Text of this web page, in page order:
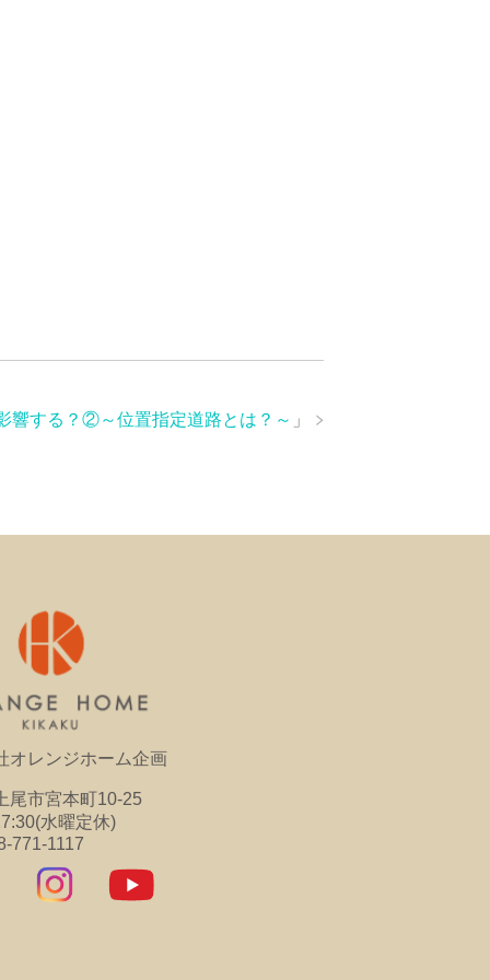
響する？②～位置指定道路とは？～ 」
オレンジホーム企画
尾市宮本町10-25
水曜定休)
771-1117